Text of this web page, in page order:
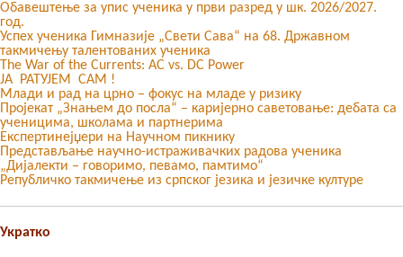
Обавештење за упис ученика у први разред у шк. 2026/2027.
год.
Успех ученика Гимназије „Свети Сава“ на 68. Државном
такмичењу талентованих ученика
The War of the Currents: AC vs. DC Power
ЈА РАТУЈЕМ САМ !
Млади и рад на црно – фокус на младе у ризику
Пројекат „Знањем до посла“ – каријерно саветовање: дебата са
ученицима, школама и партнерима
Експертинејџери на Научном пикнику
Представљање научно-истраживачких радова ученика
„Дијалекти – говоримо, певамо, памтимо“
Републичко такмичење из српског језика и језичке културе
Укратко